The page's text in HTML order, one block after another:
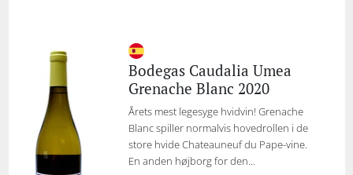
Bodegas Caudalia Umea
Grenache Blanc 2020
Årets mest legesyge hvidvin! Grenache
Blanc spiller normalvis hovedrollen i de
store hvide Chateauneuf du Pape-vine.
En anden højborg for den...